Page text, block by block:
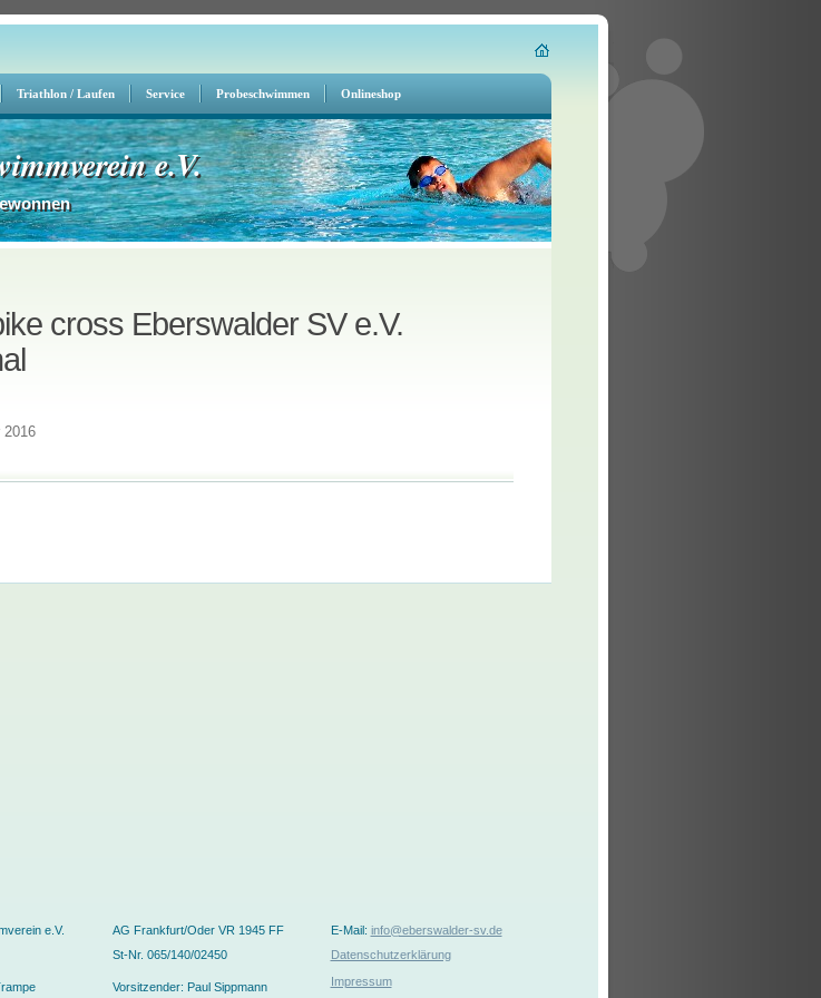
Triathlon / Laufen Service Probeschwimmen Onlineshop
e.V.
cross Eberswalder SV e.V.
2016
e.V. AG Frankfurt/Oder VR 1945 FF E-Mail: info@eberswalder-sv.de
St-Nr. 065/140/02450 Datenschutzerklärung
Vorsitzender: Paul Sippmann Impressum